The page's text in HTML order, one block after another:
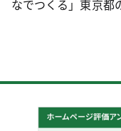
なでつくる」東京都